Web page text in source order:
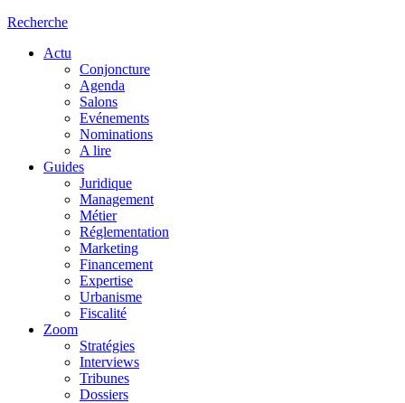
Recherche
Actu
Conjoncture
Agenda
Salons
Evénements
Nominations
A lire
Guides
Juridique
Management
Métier
Réglementation
Marketing
Financement
Expertise
Urbanisme
Fiscalité
Zoom
Stratégies
Interviews
Tribunes
Dossiers